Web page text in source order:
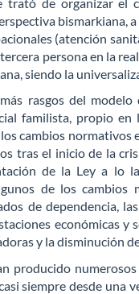
bismarkiana,
(atención
persona en la
siendo la
rasgos del
familista, propio en
cambios normativos
tras el inicio de la
de la Ley a lo
de los cambios
de dependencia,
económicas y
y la disminución
producido
siempre desde